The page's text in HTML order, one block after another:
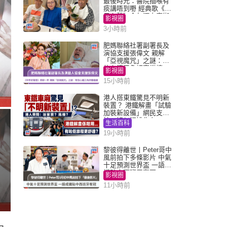
痰講唔到嘢 經典歌《浪
子心聲》金句源自廟街
睇相佬
影視圈
3小時前
肥媽聯絡社署副署長及
演協支援張偉文 親解
「亞視魔咒」之謎：有
信心鐵三角評審繼續
影視圈
15小時前
港人搭東鐵驚見不明新
裝置？ 港鐵解畫「試驗
加裝新設備」網民支
持：好似呢排先有
生活百科
19小時前
黎彼得離世丨Peter哥中
風前拍下多條影片 中氣
十足預測世界盃 一語成
讖貼中西班牙奪冠
影視圈
11小時前